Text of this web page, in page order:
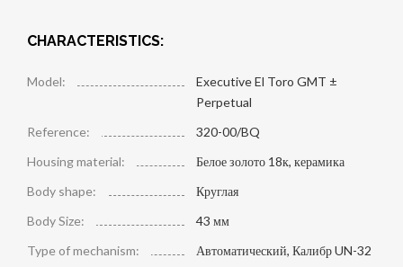
CHARACTERISTICS:
Model:
Executive El Toro GMT ±
Perpetual
Reference:
320-00/BQ
Housing material:
Белое золото 18к, керамика
Body shape:
Круглая
Body Size:
43 мм
Type of mechanism:
Автоматический, Калибр UN-32